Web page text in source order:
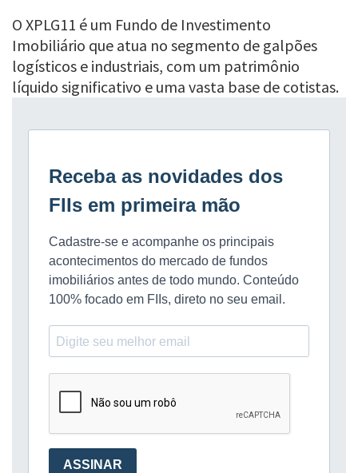
O XPLG11 é um Fundo de Investimento
Imobiliário que atua no segmento de galpões
logísticos e industriais, com um patrimônio
líquido significativo e uma vasta base de cotistas.